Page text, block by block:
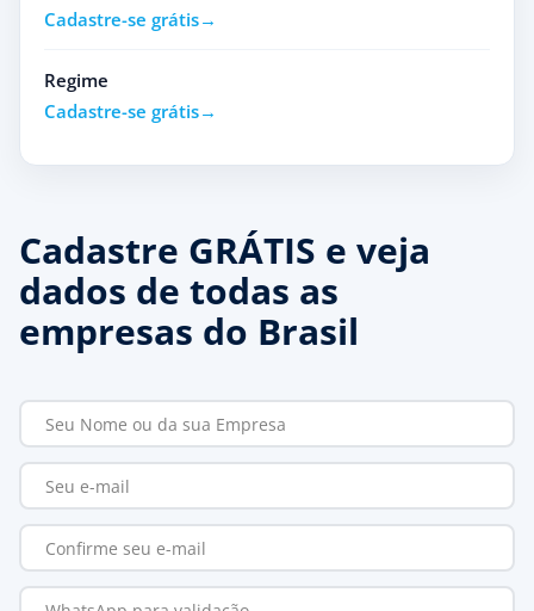
Cadastre-se grátis
Regime
Cadastre-se grátis
Cadastre GRÁTIS e veja
dados de todas as
empresas do Brasil